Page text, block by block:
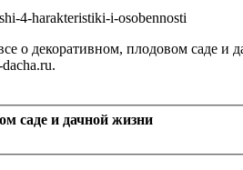
4-harakteristiki-i-osobennosti
о декоративном, плодовом саде
саде и дачной жизни